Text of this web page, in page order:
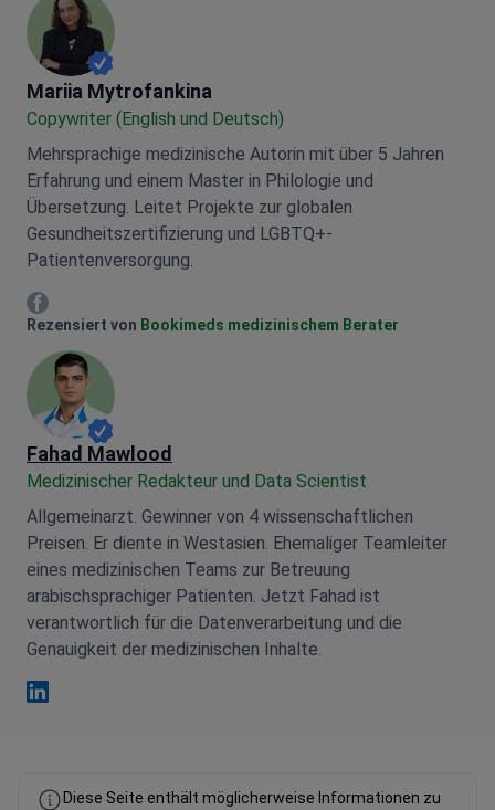
Mariia Mytrofankina
Mariia Mytrofankina
Copywriter (English und Deutsch)
Mehrsprachige medizinische Autorin mit über 5 Jahren
Erfahrung und einem Master in Philologie und
Übersetzung. Leitet Projekte zur globalen
Gesundheitszertifizierung und LGBTQ+-
Patientenversorgung.
Mariia Mytrofankina Facebook
Rezensiert von Bookimeds medizinischem Berater
Fahad Mawlood
Medizinischer Redakteur und Data Scientist
Allgemeinarzt. Gewinner von 4 wissenschaftlichen
Preisen. Er diente in Westasien. Ehemaliger Teamleiter
eines medizinischen Teams zur Betreuung
arabischsprachiger Patienten. Jetzt Fahad ist
verantwortlich für die Datenverarbeitung und die
Genauigkeit der medizinischen Inhalte.
Diese Seite enthält möglicherweise Informationen zu